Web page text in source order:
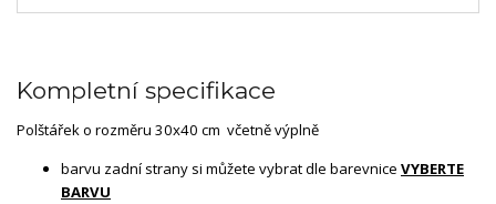
Kompletní specifikace
Polštářek o rozměru 30x40 cm včetně výplně
barvu zadní strany si můžete vybrat dle barevnice VYBERTE
BARVU